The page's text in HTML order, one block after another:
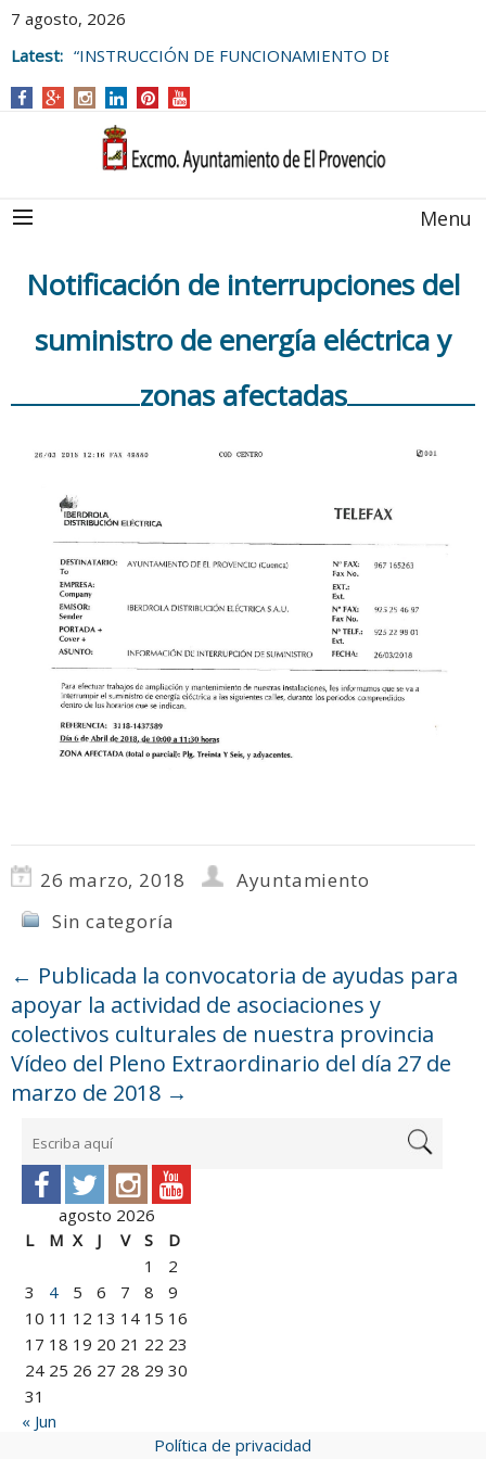
7 agosto, 2026
Latest: “INSTRUCCIÓN DE FUNCIONAMIENTO DE
AYUNTAMIENTO DE EL PROVENCIO
Menu
Notificación de interrupciones del
suministro de energía eléctrica y
zonas afectadas
26 marzo, 2018
Ayuntamiento
Sin categoría
← Publicada la convocatoria de ayudas para
apoyar la actividad de asociaciones y
colectivos culturales de nuestra provincia
Vídeo del Pleno Extraordinario del día 27 de
marzo de 2018 →
agosto 2026
L
M X J V S
D
1
2
3
4 5 6 7 8
9
10 11 12 13 14 15 16
17 18 19 20 21 22 23
24 25 26 27 28 29 30
31
« Jun
Política de privacidad